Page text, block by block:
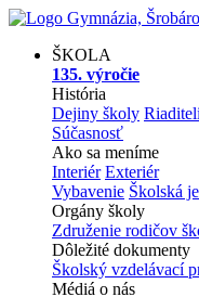
ŠKOLA
135. výročie
História
Dejiny školy
Súčasnosť
Ako sa meníme
Interiér Exteriér
Vybavenie Školská
Orgány školy
Združenie rodičov
Dôležité dokumenty
Školský vzdelávací
Médiá o nás